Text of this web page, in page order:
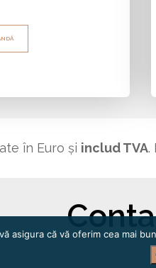
în Euro și includ TVA.
asigura că vă oferim cea mai